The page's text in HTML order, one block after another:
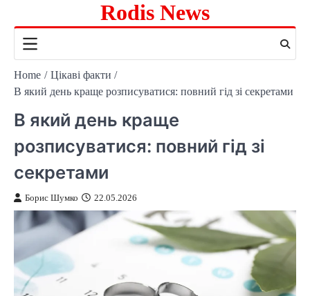
content
Rodis News
Home
Цікаві факти
В який день краще розписуватися: повний гід зі секретами
В який день краще
розписуватися: повний гід зі
секретами
Борис Шумко 22.05.2026